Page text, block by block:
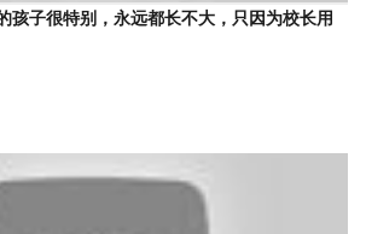
孩子很特别，永远都长不大，只因为校长用